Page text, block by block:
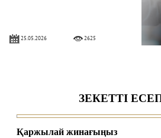
25.05.2026 2625
09.01.2026 10646